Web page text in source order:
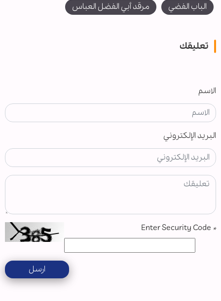
الباب الفضي مرقد أبي الفضل العباس
تعليقك
الاسم
البريد الإلكتروني
*
ارسل